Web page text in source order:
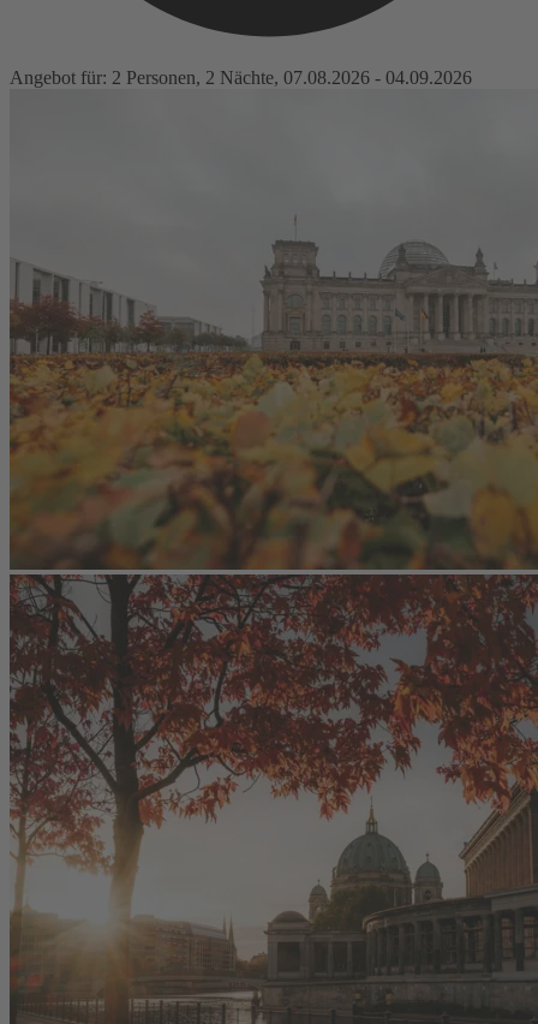
Angebot für: 2 Personen, 2 Nächte, 07.08.2026 - 04.09.2026